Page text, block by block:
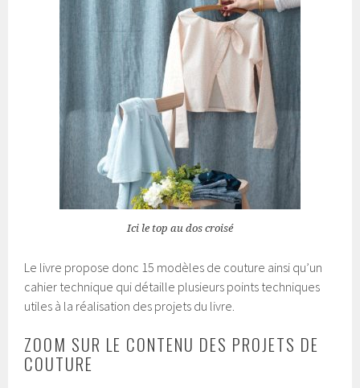
Ici le top au dos croisé
Le livre propose donc 15 modèles de couture ainsi qu’un
cahier technique qui détaille plusieurs points techniques
utiles à la réalisation des projets du livre.
ZOOM SUR LE CONTENU DES PROJETS DE
COUTURE